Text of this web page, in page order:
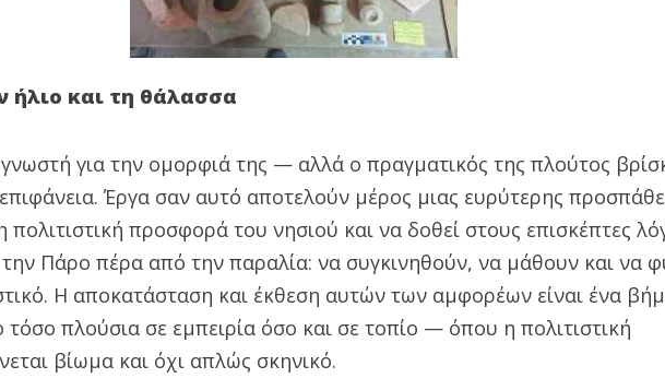
ήλιο και τη θάλασσα
για την ομορφιά της — αλλά ο πραγματικός της πλούτος
Έργα σαν αυτό αποτελούν μέρος μιας ευρύτερης
πολιτιστική προσφορά του νησιού και να δοθεί στους επισκέπτες
Πάρο πέρα από την παραλία: να συγκινηθούν, να μάθουν και να
Η αποκατάσταση και έκθεση αυτών των αμφορέων είναι ένα
πλούσια σε εμπειρία όσο και σε τοπίο — όπου η πολιτιστική
βίωμα και όχι απλώς σκηνικό.